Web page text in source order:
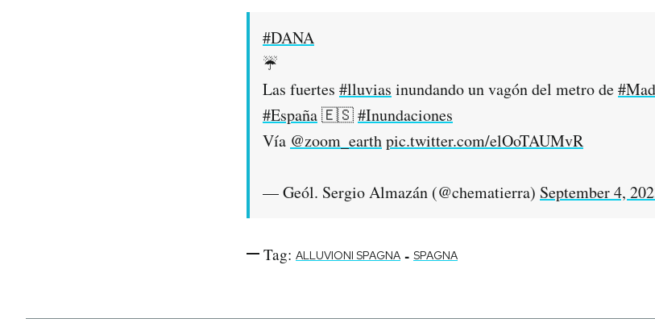
#DANA
☔️
Las fuertes #lluvias inundando un vagón del metro de
#España🇪🇸#Inundaciones
Vía @zoom_earthpic.twitter.com/elOoTAUMvR
— Geól. Sergio Almazán (@chematierra) September 4,
Tag: ALLUVIONI SPAGNA - SPAGNA